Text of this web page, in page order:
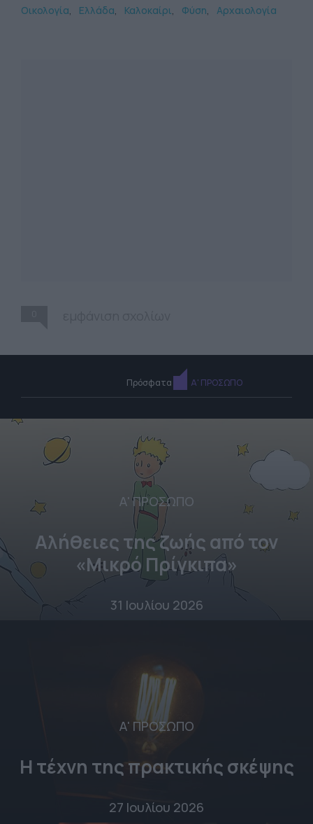
Οικολογία Ελλάδα Καλοκαίρι Φύση Αρχαιολογία
Πρόσφατα Α' ΠΡΟΣΩΠΟ
Α' ΠΡΟΣΩΠΟ
Αλήθειες της ζωής από τον
«Μικρό Πρίγκιπα»
31 Ιουλίου 2026
Α' ΠΡΟΣΩΠΟ
Η τέχνη της πρακτικής σκέψης
27 Ιουλίου 2026